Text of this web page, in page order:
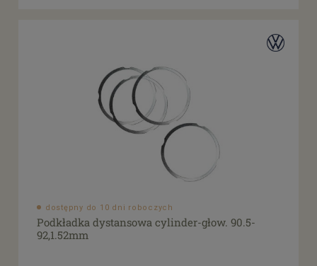
dostępny do 10 dni roboczych
Podkładka dystansowa cylinder-głow. 90.5-
92,1.52mm